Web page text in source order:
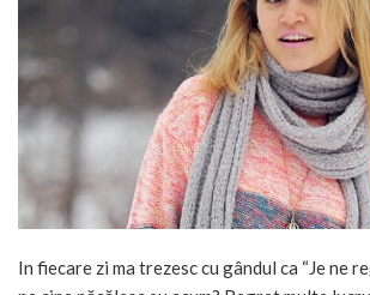
In fiecare zi ma trezesc cu gândul ca “Je ne